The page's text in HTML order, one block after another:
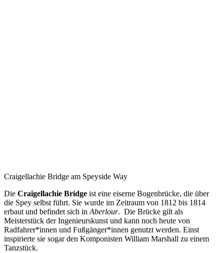
Craigellachie Bridge am Speyside Way
Die Craigellachie Bridge ist eine eiserne Bogenbrücke, die über
die Spey selbst führt. Sie wurde im Zeitraum von 1812 bis 1814
erbaut und befindet sich in Aberlour. Die Brücke gilt als
Meisterstück der Ingenieurskunst und kann noch heute von
Radfahrer*innen und Fußgänger*innen genutzt werden. Einst
inspirierte sie sogar den Komponisten William Marshall zu einem
Tanzstück.